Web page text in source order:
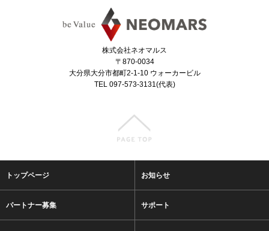
株式会社ネオマルス
〒870-0034
大分県大分市都町2-1-10 ウォーカービル
TEL 097-573-3131(代表)
トップページ お知らせ
パートナー募集 サポート